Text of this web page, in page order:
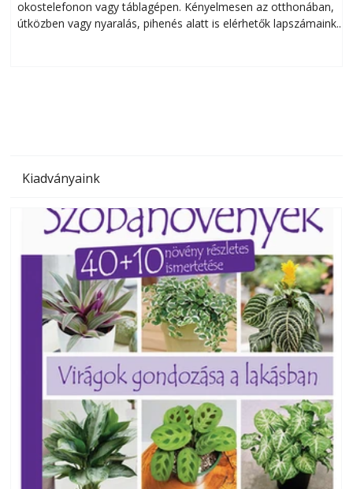
okostelefonon vagy táblagépen. Kényelmesen az otthonában,
útközben vagy nyaralás, pihenés alatt is elérhetők lapszámaink.
Kiadványaink